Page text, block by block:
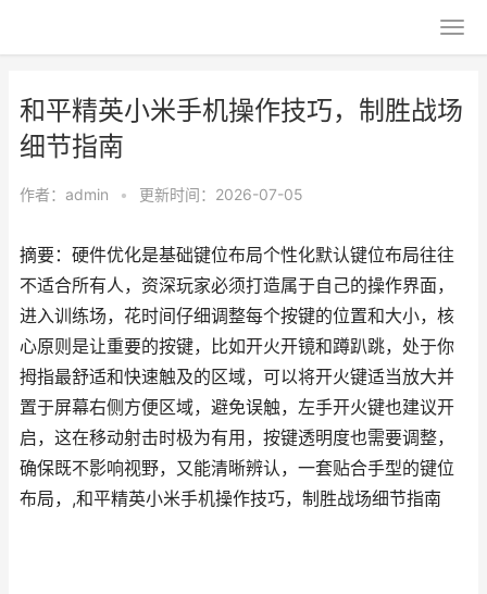
和平精英小米手机操作技巧，制胜战场
细节指南
作者： admin • 更新时间：2026-07-05
摘要：硬件优化是基础键位布局个性化默认键位布局往往
不适合所有人，资深玩家必须打造属于自己的操作界面，
进入训练场，花时间仔细调整每个按键的位置和大小，核
心原则是让重要的按键，比如开火开镜和蹲趴跳，处于你
拇指最舒适和快速触及的区域，可以将开火键适当放大并
置于屏幕右侧方便区域，避免误触，左手开火键也建议开
启，这在移动射击时极为有用，按键透明度也需要调整，
确保既不影响视野，又能清晰辨认，一套贴合手型的键位
布局，,和平精英小米手机操作技巧，制胜战场细节指南